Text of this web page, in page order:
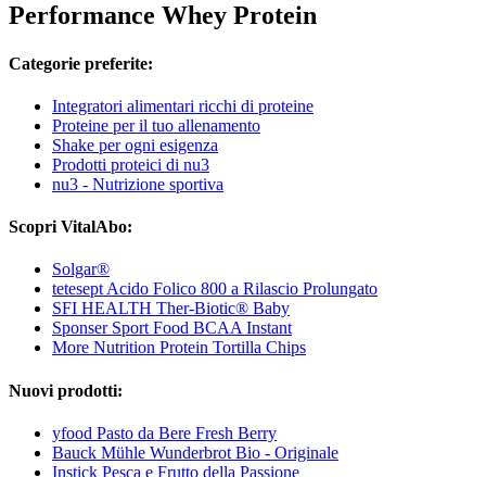
Performance Whey Protein
Categorie preferite:
Integratori alimentari ricchi di proteine
Proteine ​​per il tuo allenamento
Shake per ogni esigenza
Prodotti proteici di nu3
nu3 - Nutrizione sportiva
Scopri VitalAbo:
Solgar®
tetesept Acido Folico 800 a Rilascio Prolungato
SFI HEALTH Ther-Biotic® Baby
Sponser Sport Food BCAA Instant
More Nutrition Protein Tortilla Chips
Nuovi prodotti:
yfood Pasto da Bere Fresh Berry
Bauck Mühle Wunderbrot Bio - Originale
Instick Pesca e Frutto della Passione